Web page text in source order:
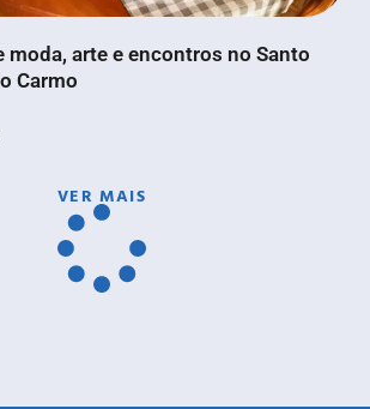
moda, arte e encontros no Santo
Carmo
VER MAIS